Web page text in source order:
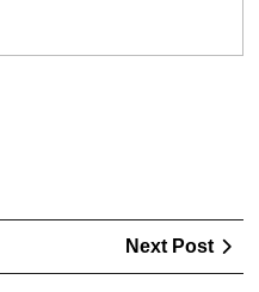
Next Post
Next
Post